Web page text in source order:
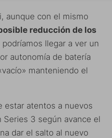
aunque con el mismo
reducción de los
podríamos llegar a ver un
autonomía de batería
manteniendo el
estar atentos a nuevos
Series 3 según avance el
dar el salto al nuevo